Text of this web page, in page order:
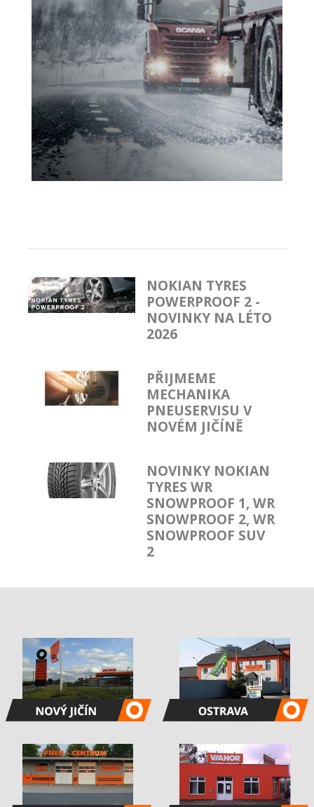
NOKIAN TYRES
POWERPROOF 2 -
NOVINKY NA LÉTO
2026
PŘIJMEME
MECHANIKA
PNEUSERVISU V
NOVÉM JIČÍNĚ
NOVINKY NOKIAN
TYRES WR
SNOWPROOF 1, WR
SNOWPROOF 2, WR
SNOWPROOF SUV
2